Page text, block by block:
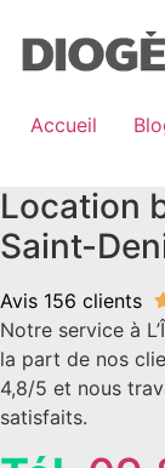
contenu
Accueil
Location
Saint-
Avis 156 clients
Notre service à
la part de nos
4,8/5 et nous
satisfaits.